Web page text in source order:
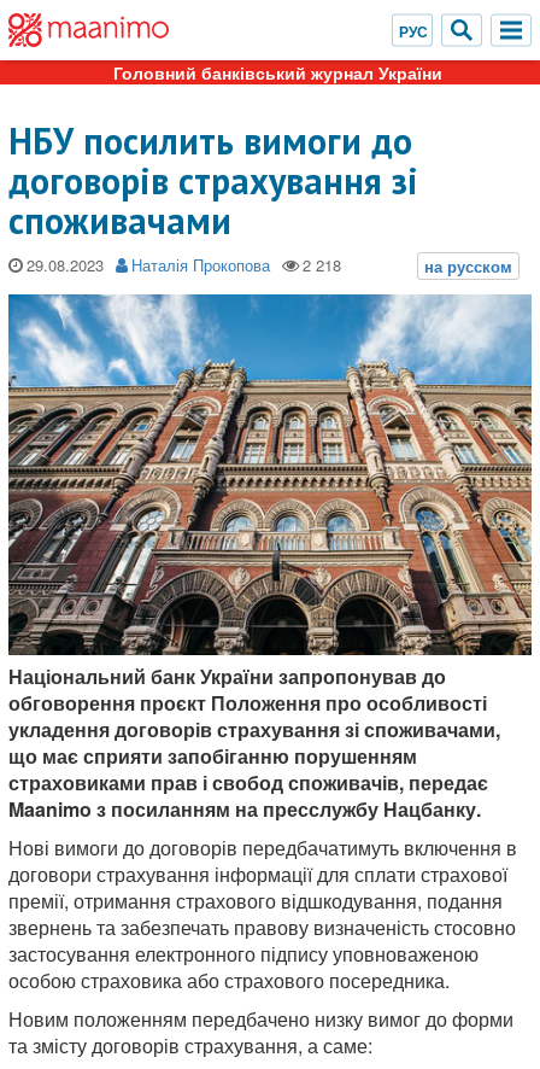
Головний банківський журнал України
НБУ посилить вимоги до
договорів страхування зі
споживачами
29.08.2023 Наталія Прокопова
Національний банк України запропонував до
обговорення проєкт Положення про особливості
укладення договорів страхування зі споживачами,
що має сприяти запобіганню порушенням
страховиками прав і свобод споживачів, передає
Maanimo з посиланням на пресслужбу Нацбанку.
Нові вимоги до договорів передбачатимуть включення в
договори страхування інформації для сплати страхової
премії, отримання страхового відшкодування, подання
звернень та забезпечать правову визначеність стосовно
застосування електронного підпису уповноваженою
особою страховика або страхового посередника.
Новим положенням передбачено низку вимог до форми
та змісту договорів страхування, а саме: